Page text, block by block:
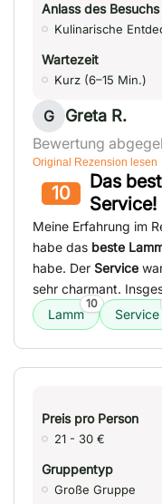
Anlass des Besuchs
Kulinarische
Wartezeit
Kurz (6–15 Min.)
G Greta R.
Bewertung
Original Rezension lesen
10
Das
Service!
Meine Erfahrung im
habe das beste
habe. Der Service
sehr charmant.
Lamm
10
Service
Preis pro Person
21 - 30 €
Gruppentyp
Große Gruppe